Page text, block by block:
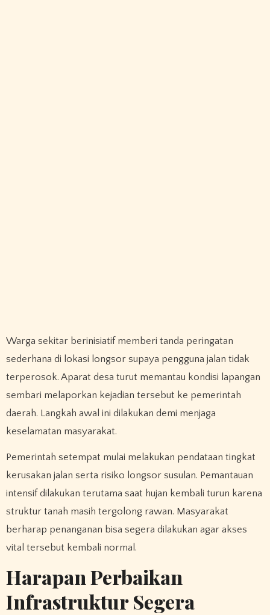
Warga sekitar berinisiatif memberi tanda peringatan
sederhana di lokasi longsor supaya pengguna jalan tidak
terperosok. Aparat desa turut memantau kondisi lapangan
sembari melaporkan kejadian tersebut ke pemerintah
daerah. Langkah awal ini dilakukan demi menjaga
keselamatan masyarakat.
Pemerintah setempat mulai melakukan pendataan tingkat
kerusakan jalan serta risiko longsor susulan. Pemantauan
intensif dilakukan terutama saat hujan kembali turun karena
struktur tanah masih tergolong rawan. Masyarakat
berharap penanganan bisa segera dilakukan agar akses
vital tersebut kembali normal.
Harapan Perbaikan
Infrastruktur Segera